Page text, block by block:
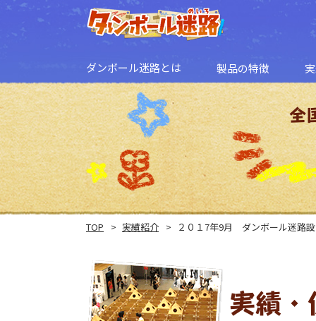
ダンボール迷路とは
ダンボール迷路とは
遊び方応用例
製品の特徴
全
TOP 実績紹介 ２０１7年9月 ダンボール迷路
実績・